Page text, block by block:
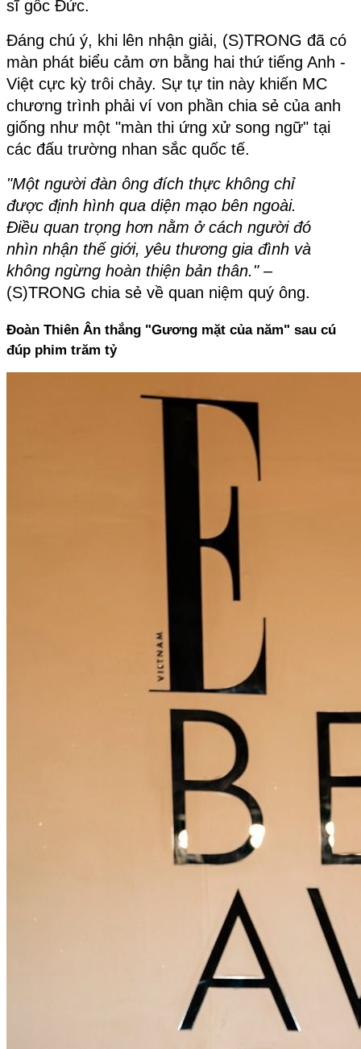
sĩ gốc Đức.
Đáng chú ý, khi lên nhận giải, (S)TRONG đã có
màn phát biểu cảm ơn bằng hai thứ tiếng Anh -
Việt cực kỳ trôi chảy. Sự tự tin này khiến MC
chương trình phải ví von phần chia sẻ của anh
giống như một "màn thi ứng xử song ngữ" tại
các đấu trường nhan sắc quốc tế.
"Một người đàn ông đích thực không chỉ
được định hình qua diện mạo bên ngoài.
Điều quan trọng hơn nằm ở cách người đó
nhìn nhận thế giới, yêu thương gia đình và
không ngừng hoàn thiện bản thân." –
(S)TRONG chia sẻ về quan niệm quý ông.
Đoàn Thiên Ân thắng "Gương mặt của năm" sau cú
đúp phim trăm tỷ